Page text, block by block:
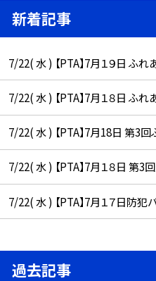
新着記事
7/22( 水 ) 【PTA】7月１９日 ふ
7/22( 水 ) 【PTA】7月１８日 ふれ
7/22( 水 ) 【PTA】7月18日 第3回
7/22( 水 ) 【PTA】7月１８日 第3
7/22( 水 ) 【PTA】7月１７日防犯
過去記事